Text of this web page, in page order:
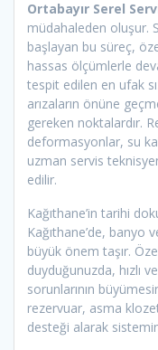
Ortabayır Serel
müdahaleden oluşur.
başlayan bu süreç,
hassas ölçümlerle
tespit edilen en ufak
arızaların önüne
gereken noktalardır.
deformasyonlar, su
uzman servis
edilir.
Kağıthane’in tarihi
Kağıthane’de,
büyük önem taşır.
duyduğunuzda, hızlı
sorunlarının
rezervuar, asma
desteği alarak